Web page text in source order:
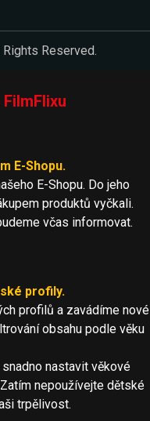
Reserved.
E-Shopu.
E-Shopu. Do jeho
produktů vyčkali.
včas informovat.
profily.
profilů a zavádíme nové
obsahu podle věku
nastavit věkové
nepoužívejte dětské
trpělivost.